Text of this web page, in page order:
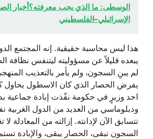
الوسطى: ما الذي يجب معرفته؟أخبار
الإسرائيلي–الفلسطيني
هذا ليس محاسبة حقيقية. إنه المجتمع
يبعده قليلاً عن مسؤوليته ليتنفس نظافة
لم يبنِ السجون، ولم يأمر بالتعذيب
يفرض الحصار الذي كان الاسطول
احد وزيرٍ في حكومة نفّذت إبادة جماعية
ودبلوماسي من العديد من الدول الغربية
تتسابق الآن لإدانته. إزالته من المعادلة لا
السجون تبقى، الحصار يبقى، والإبادة